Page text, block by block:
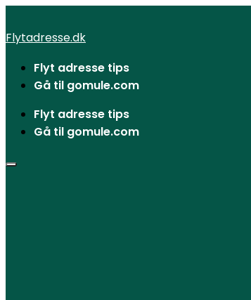
til
indhold
Flytadresse.dk
Flyt adresse tips
Gå til gomule.com
Flyt adresse tips
Gå til gomule.com